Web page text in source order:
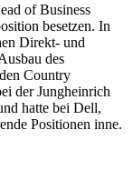
of Business
besetzen. In
Direkt- und
des
Country
der Jungheinrich
hatte bei Dell,
Positionen inne.